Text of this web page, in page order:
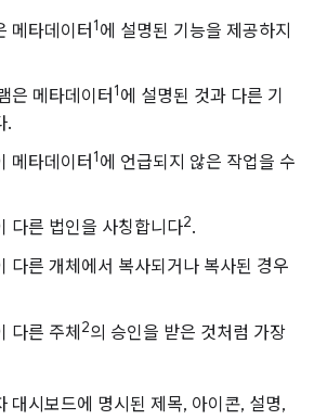
메타데이터 1에 설명된 기능을 제공하지
은 메타데이터 1에 설명된 것과 다른 기
.
메타데이터 1에 언급되지 않은 작업을 수
다른 법인을 사칭합니다2.
다른 개체에서 복사되거나 복사된 경우
다른 주체 2의 승인을 받은 것처럼 가장
대시보드에 명시된 제목, 아이콘, 설명,